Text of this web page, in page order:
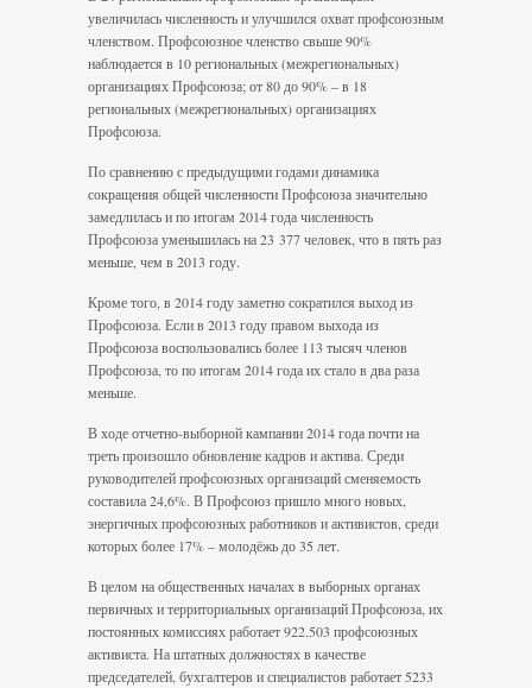
увеличилась численность и улучшился охват профсоюзным
членством. Профсоюзное членство свыше 90%
наблюдается в 10 региональных (межрегиональных)
организациях Профсоюза; от 80 до 90% – в 18
региональных (межрегиональных) организациях
Профсоюза.
По сравнению с предыдущими годами динамика
сокращения общей численности Профсоюза значительно
замедлилась и по итогам 2014 года численность
Профсоюза уменьшилась на 23 377 человек, что в пять раз
меньше, чем в 2013 году.
Кроме того, в 2014 году заметно сократился выход из
Профсоюза. Если в 2013 году правом выхода из
Профсоюза воспользовались более 113 тысяч членов
Профсоюза, то по итогам 2014 года их стало в два раза
меньше.
В ходе отчетно-выборной кампании 2014 года почти на
треть произошло обновление кадров и актива. Среди
руководителей профсоюзных организаций сменяемость
составила 24,6%. В Профсоюз пришло много новых,
энергичных профсоюзных работников и активистов, среди
которых более 17% – молодёжь до 35 лет.
В целом на общественных началах в выборных органах
первичных и территориальных организаций Профсоюза, их
постоянных комиссиях работает 922.503 профсоюзных
активиста. На штатных должностях в качестве
председателей, бухгалтеров и специалистов работает 5233